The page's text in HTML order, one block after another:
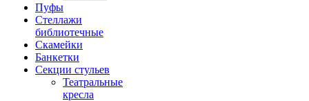
Пуфы
Стеллажи
библиотечные
Скамейки
Банкетки
Секции стульев
Театральные
кресла